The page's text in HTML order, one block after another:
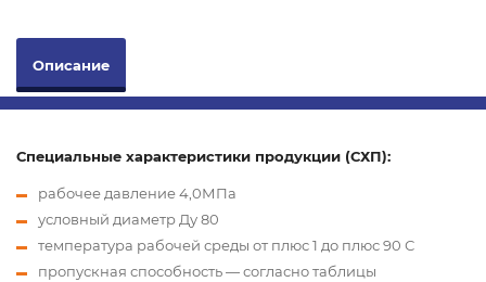
Описание
Специальные характеристики продукции (СХП):
рабочее давление 4,0МПа
условный диаметр Ду 80
температура рабочей среды от плюс 1 до плюс 90 С
пропускная способность — согласно таблицы